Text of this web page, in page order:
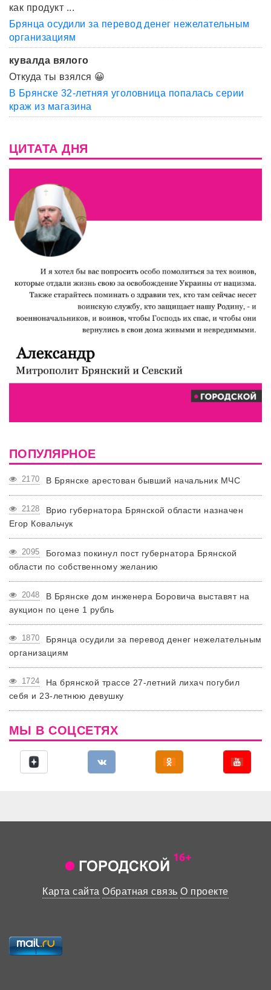
как продукт ...
Брянца осудили за перевод денег нежелательным
организациям
кувалда вялого
Откуда ты взялся 😀
В Брянске 32-летняя уголовница попалась серии
краж из магазина
ЦИТАТА ДНЯ
ПОПУЛЯРНОЕ
2170 В Брянске арестован бывший начальник МЧС
2128
Врио губернатора Брянской области назначен
Егор Ковальчук
2095
Богомаз покинул пост губернатора Брянской
области по собственному желанию
2048
В Брянске дом инженера Боровича выставят на
аукцион по цене 1 рубль
1870
Брянца осудили за перевод денег нежелательным
организациям
1724
На брянской трассе 27-летний лихач погубил
себя и 23-летнюю девушку
МЫ В СОЦСЕТЯХ
Карта сайта Обратная связь О проекте